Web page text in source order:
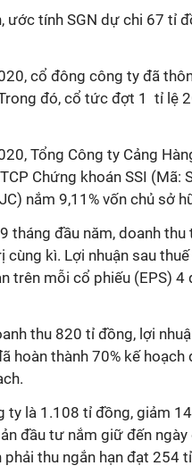
ước tính SGN dự chi 67 tỉ
cổ đông công ty đã
đó, cổ tức đợt 1 tỉ lệ
Tổng Công ty Cảng
Chứng khoán SSI (Mã:
nắm 9,11% vốn chủ sở
tháng đầu năm, doanh thu
kì. Lợi nhuận sau
trên mỗi cổ phiếu (EPS) 4
thu 820 tỉ đồng, lợi
hoàn thành 70% kế hoạch
ty là 1.108 tỉ đồng, giảm
đầu tư nắm giữ đến ngày
thu ngắn hạn đạt 254